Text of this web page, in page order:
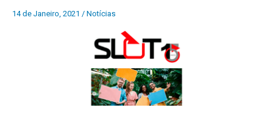
14 de Janeiro, 2021 / Notícias